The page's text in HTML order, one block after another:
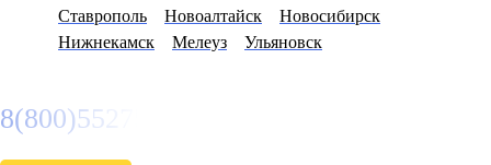
Ставрополь
Новоалтайск
Новосибирск
Нижнекамск
Мелеуз Ульяновск
8(800)5527584